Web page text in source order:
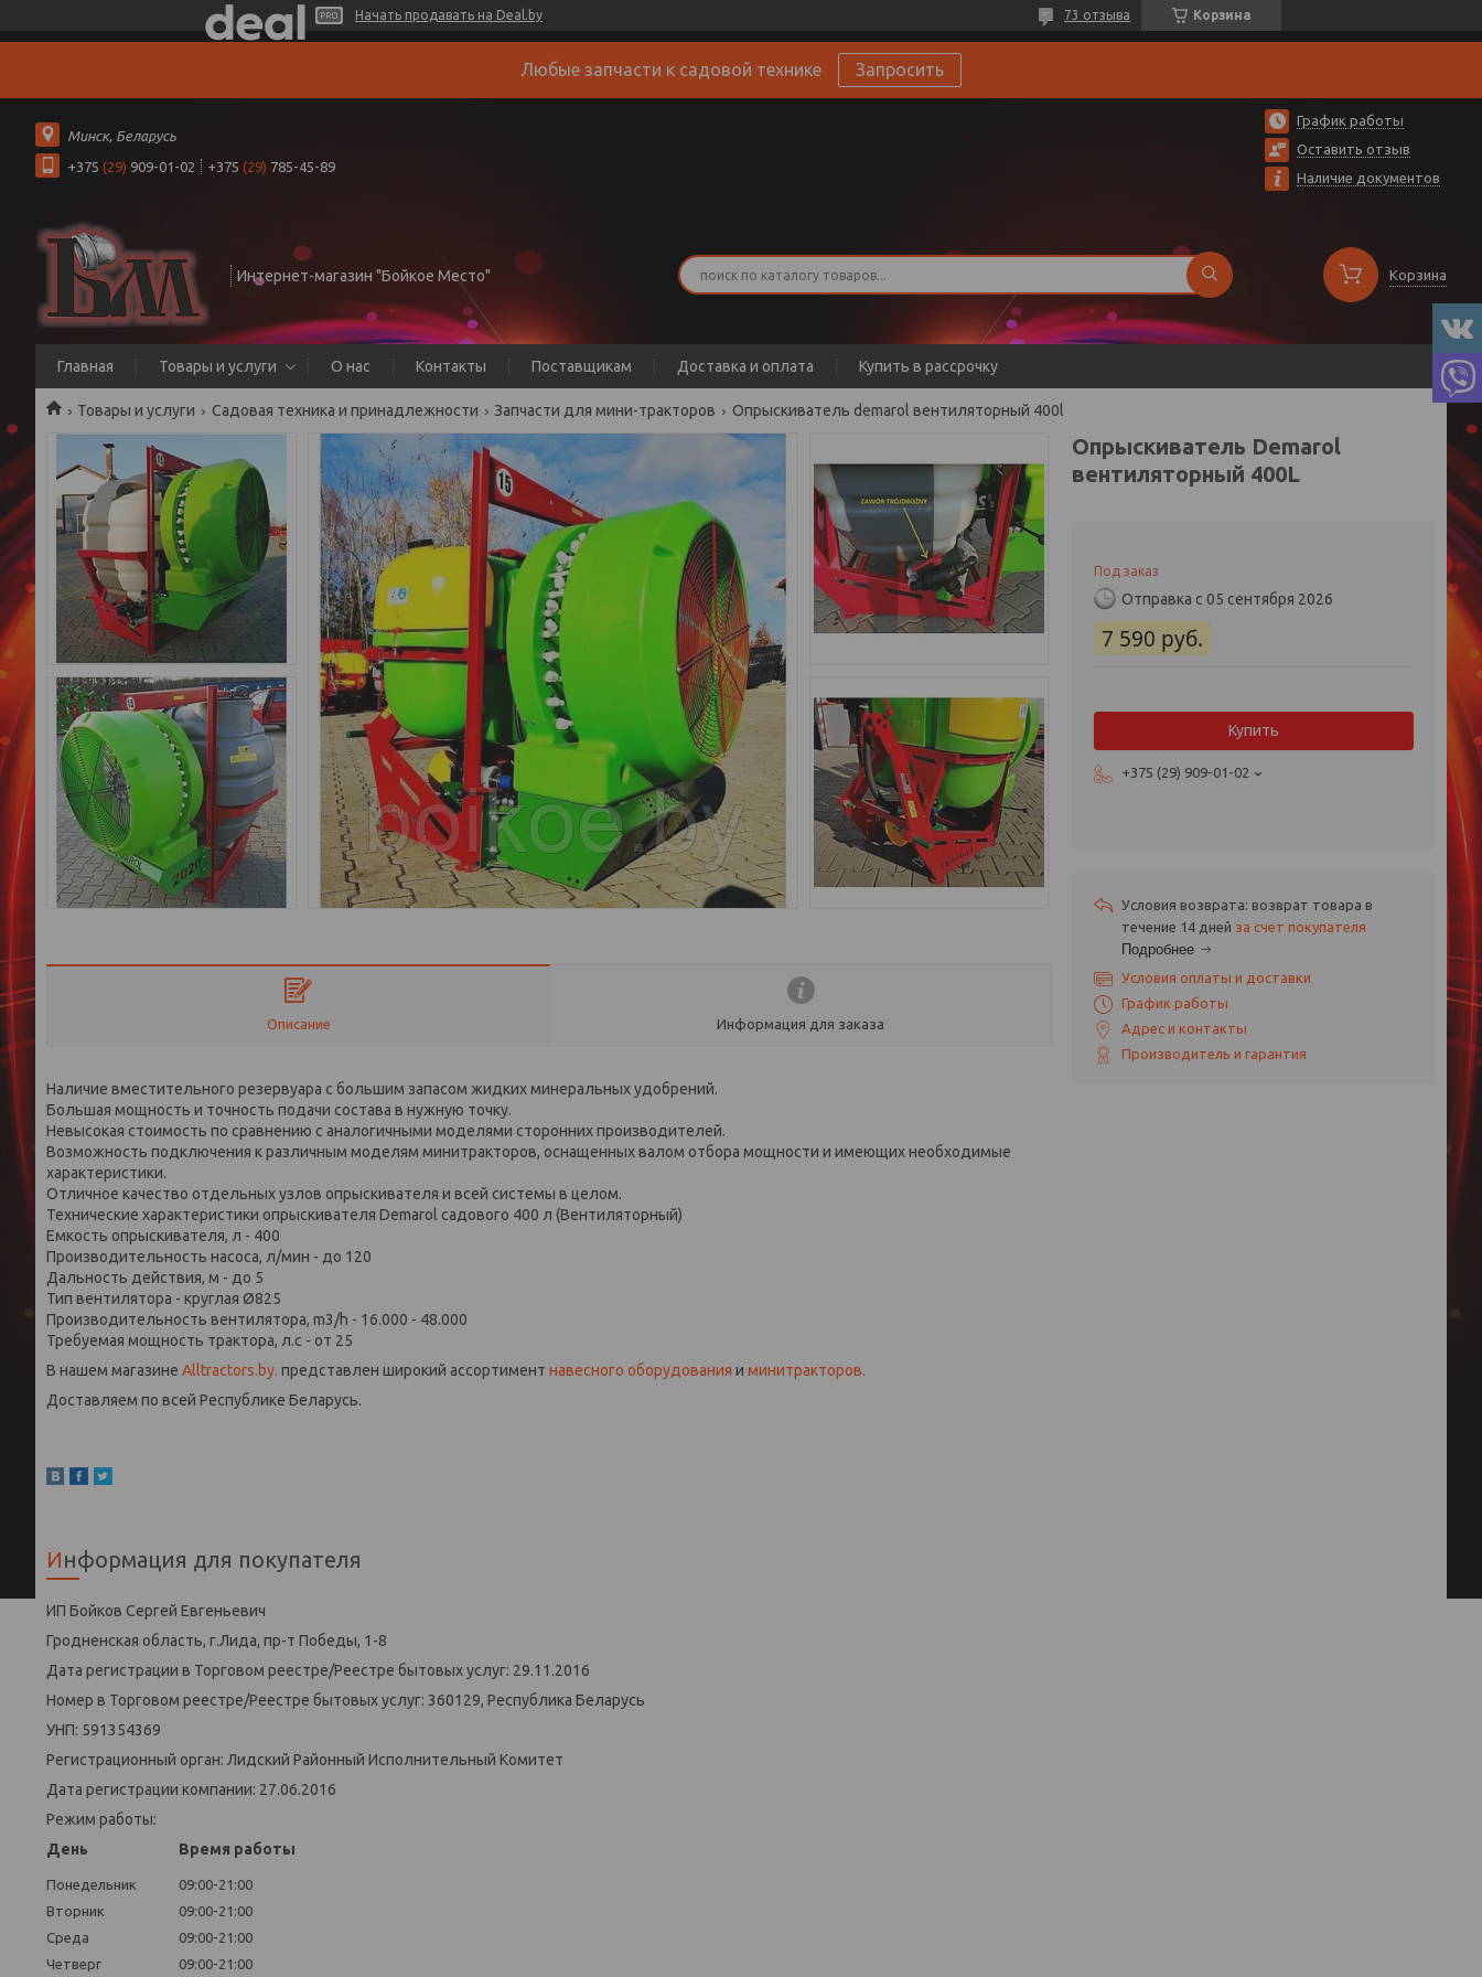
Начать продавать на Deal.by Корзина
73 отзыва
Любые запчасти к садовой технике Запросить
Минск, Беларусь
+375 (29) 909-01-02 +375 (29) 785-45-89
График работы
Оставить отзыв
Наличие документов
Интернет-магазин "Бойкое Место" Корзина
Главная Товары и услуги О нас Контакты Поставщикам Доставка и оплата Купить в рассрочку
Товары и услуги Садовая техника и принадлежности Запчасти для мини-тракторов Опрыскиватель demarol вентиляторный 400l
Описание Информация для заказа
Наличие вместительного резервуара с большим запасом жидких минеральных удобрений.
Большая мощность и точность подачи состава в нужную точку.
Невысокая стоимость по сравнению с аналогичными моделями сторонних производителей.
Возможность подключения к различным моделям минитракторов, оснащенных валом отбора мощности и имеющих необходимые
характеристики.
Отличное качество отдельных узлов опрыскивателя и всей системы в целом.
Технические характеристики опрыскивателя Demarol садового 400 л (Вентиляторный)
Емкость опрыскивателя, л - 400
Производительность насоса, л/мин - до 120
Дальность действия, м - до 5
Тип вентилятора - круглая Ø825
Производительность вентилятора, m3/h - 16.000 - 48.000
Требуемая мощность трактора, л.с - от 25
В нашем магазине Alltractors.by. представлен широкий ассортимент навесного оборудования и минитракторов.
Доставляем по всей Республике Беларусь.
Информация для покупателя
ИП Бойков Сергей Евгеньевич
Гродненская область, г.Лида, пр-т Победы, 1-8
Дата регистрации в Торговом реестре/Реестре бытовых услуг: 29.11.2016
Номер в Торговом реестре/Реестре бытовых услуг: 360129, Республика Беларусь
УНП: 591354369
Регистрационный орган: Лидский Районный Исполнительный Комитет
Дата регистрации компании: 27.06.2016
Режим работы:
День
Время работы
Понедельник
09:00-21:00
Вторник
09:00-21:00
Среда
09:00-21:00
Четверг
09:00-21:00
Опрыскиватель Demarol
вентиляторный 400L
Под заказ
Отправка с 05 сентября 2026
7 590 руб.
Купить
+375 (29) 909-01-02
возврат товара в
течение 14 дней за счет покупателя
Подробнее
Условия оплаты и доставки
График работы
Адрес и контакты
Производитель и гарантия